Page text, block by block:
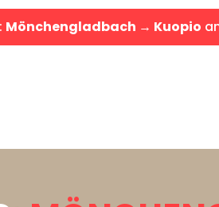
Mönchengladbach → Kuopio